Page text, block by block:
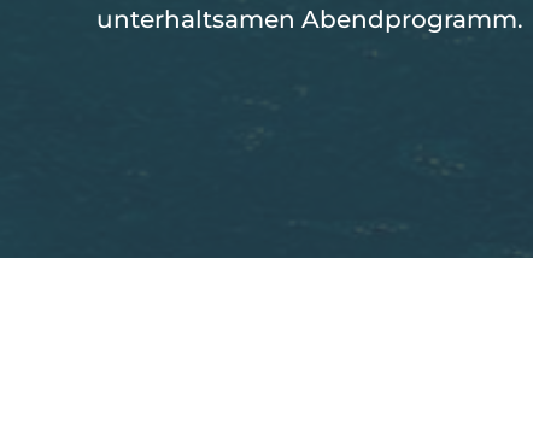
unterhaltsamen Abendprogramm.